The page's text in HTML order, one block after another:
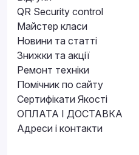
QR Security control
Майстер класи
Новини та статті
Знижки та акції
Ремонт техніки
Помічник по сайту
Сертифікати Якості
ОПЛАТА І ДОСТАВКА
Адреси і контакти